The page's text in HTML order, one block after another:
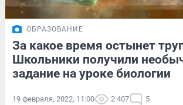
ОБРАЗОВАНИЕ
За какое время остынет
Школьники получили
задание на уроке биологии
19 февраля, 2022, 11:00 2 407 5